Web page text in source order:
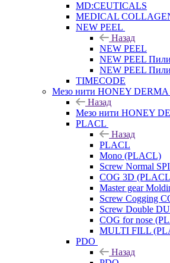
MD:CEUTICALS
MEDICAL
NEW PEEL
Назад
NEW PEEL
NEW PEEL
NEW PEEL
TIMECODE
Мезо нити HONEY DERMA
Назад
Мезо нити HONEY
PLACL
Назад
PLACL
Mono (PLACL)
Screw Normal
COG 3D
Master gear
Screw Cogging
Screw Double
COG for nose
MULTI FILL
PDO
Назад